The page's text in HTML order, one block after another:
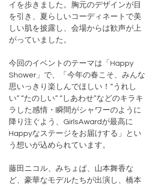
イを歩きました。胸元のデザインが目
を引き、夏らしいコーディネートで美
しい肌を披露し、会場からは歓声が上
がっていました。
今回のイベントのテーマは「Happy
Shower」で、「今年の春こそ、みんな
思いっきり楽しんでほしい！“うれし
い” “たのしい” “しあわせ”などのキラキ
ラした感情・瞬間がシャワーのように
降り注ぐよう、GirlsAwardが最高に
Happyなステージをお届けする」とい
う想いが込められています。
藤田ニコル、みちょぱ、山本舞香な
ど、豪華なモデルたちが出演し、橋本